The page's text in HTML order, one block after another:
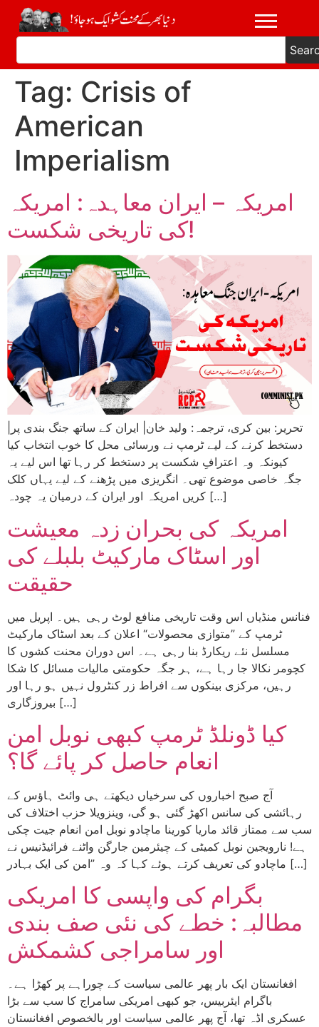
Tag: Crisis of
American
Imperialism
امریکہ – ایران معاہدہ: امریکہ
کی تاریخی شکست!
دستخط کرنے کے لیے ٹرمپ نے ورسائی محل کا خوب انتخاب کیا
کیونکہ وہ اعترافِ شکست پر دستخط کر رہا تھا اس لیے یہ
جگہ خاصی موضوع تھی۔ انگریزی میں پڑھنے کے لیے یہاں کلک
کریں امریکہ اور ایران کے درمیان یہ چودہ […]
امریکہ کی بحران زدہ معیشت
اور اسٹاک مارکیٹ بلبلے کی
حقیقت
فنانس منڈیاں اس وقت تاریخی منافع لوٹ رہی ہیں۔ اپریل میں
ٹرمپ کے ”متوازی محصولات“ اعلان کے بعد اسٹاک مارکیٹ
مسلسل نئے ریکارڈ بنا رہی ہے۔ اس دوران محنت کشوں کا
کچومر نکالا جا رہا ہے، ہر جگہ حکومتی مالیات مسائل کا شکا
رہیں، مرکزی بینکوں سے افراط زر کنٹرول نہیں ہو رہا اور
بیروزگاری […]
کیا ڈونلڈ ٹرمپ کبھی نوبل امن
انعام حاصل کر پائے گا؟
آج صبح اخباروں کی سرخیاں دیکھتے ہی وائٹ ہاؤس کے
رہائشی کی سانس اکھڑ گئی ہو گی، وینزویلا حزب اختلاف کی
سب سے ممتاز قائد ماریا کورینا ماچادو نوبل امن انعام جیت چکی
ہے! نارویجین نوبل کمیٹی کے چیئرمین جارگن واٹنے فرائیڈنیس نے
ماچادو کی تعریف کرتے ہوئے کہا کہ وہ ”امن کی ایک بہادر […]
بگرام کی واپسی کا امریکی
مطالبہ: خطے کی نئی صف بندی
اور سامراجی کشمکش
افغانستان ایک بار پھر عالمی سیاست کے چوراہے پر کھڑا ہے۔
باگرام ایئربیس، جو کبھی امریکی سامراج کا سب سے بڑا
عسکری اڈہ تھا، آج پھر عالمی سیاست اور بالخصوص افغانستان